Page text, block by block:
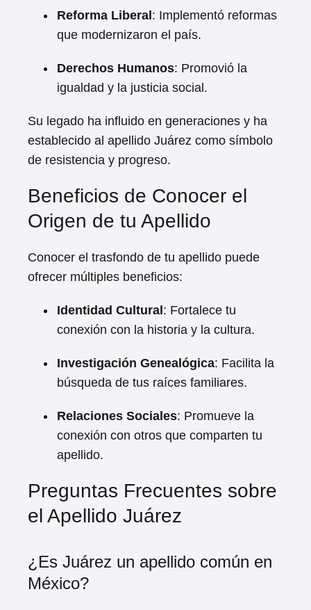
Reforma Liberal : Implementó reformas
que modernizaron el país.
Derechos Humanos: Promovió la
igualdad y la justicia social.
Su legado ha influido en generaciones y ha
establecido al apellido Juárez como símbolo
de resistencia y progreso.
Beneficios de Conocer el
Origen de tu Apellido
Conocer el trasfondo de tu apellido puede
ofrecer múltiples beneficios:
Identidad Cultural : Fortalece tu
conexión con la historia y la cultura.
Investigación Genealógica: Facilita la
búsqueda de tus raíces familiares.
Relaciones Sociales: Promueve la
conexión con otros que comparten tu
apellido.
Preguntas Frecuentes sobre
el Apellido Juárez
¿Es Juárez un apellido común en
México?